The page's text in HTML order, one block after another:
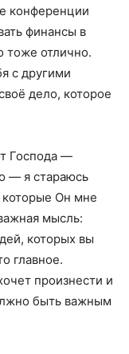
конференции
финансы в
тоже отлично.
с другими
дело, которое
Господа —
— я стараюсь
которые Он мне
мысль:
которых вы
главное.
произнести и
быть важным